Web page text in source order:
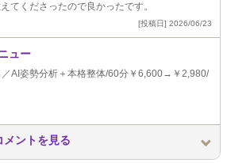
てくださったので良かったです。
[投稿日] 2026/06/23
ュー
／AI姿勢分析＋本格整体/60分￥6,600→￥2,980/
メントを見る